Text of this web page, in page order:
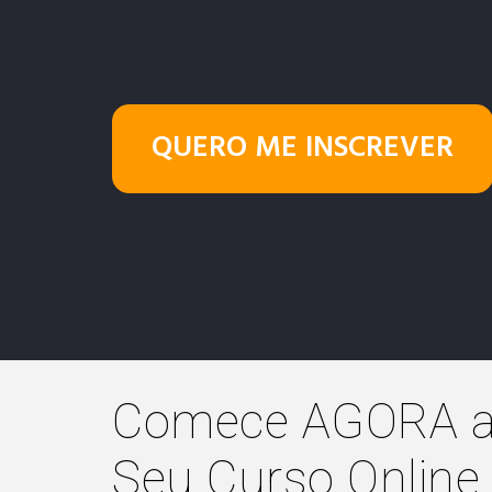
QUERO ME INSCREVER
Comece AGORA
Seu Curso Online